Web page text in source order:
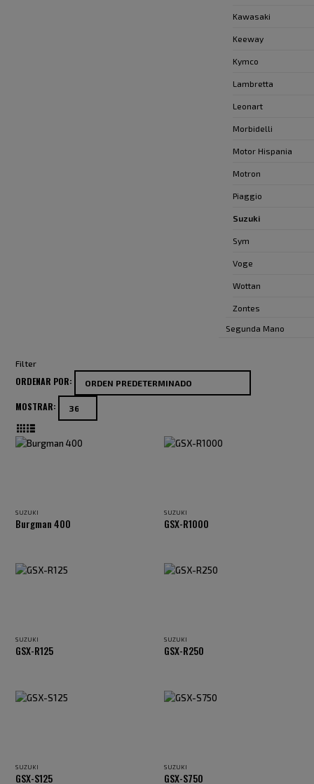
Kawasaki
Keeway
Kymco
Lambretta
Leonart
Morbidelli
Motor Hispania
Motron
Piaggio
Suzuki
Sym
Voge
Wottan
Zontes
Segunda Mano
Filter
ORDENAR POR:
MOSTRAR:
SUZUKI
Burgman 400
SUZUKI
GSX-R1000
SUZUKI
GSX-R125
SUZUKI
GSX-R250
SUZUKI
GSX-S125
SUZUKI
GSX-S750